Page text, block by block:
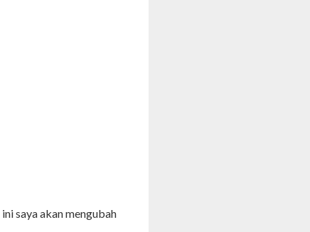
saya akan mengubah